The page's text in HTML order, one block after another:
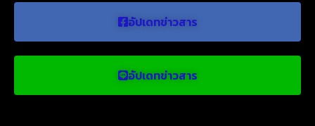
อัปเดทข่าวสาร
อัปเดทข่าวสาร